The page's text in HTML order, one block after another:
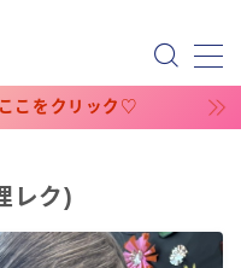
こをクリック♡
レク)